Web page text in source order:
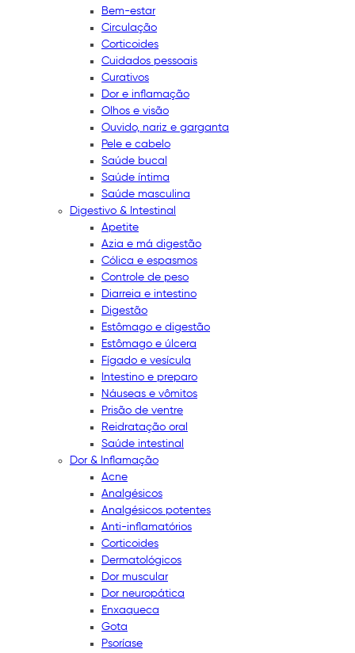
Bem-estar
Circulação
Corticoides
Cuidados pessoais
Curativos
Dor e inflamação
Olhos e visão
Ouvido, nariz e garganta
Pele e cabelo
Saúde bucal
Saúde íntima
Saúde masculina
Digestivo & Intestinal
Apetite
Azia e má digestão
Cólica e espasmos
Controle de peso
Diarreia e intestino
Digestão
Estômago e digestão
Estômago e úlcera
Fígado e vesícula
Intestino e preparo
Náuseas e vômitos
Prisão de ventre
Reidratação oral
Saúde intestinal
Dor & Inflamação
Acne
Analgésicos
Analgésicos potentes
Anti-inflamatórios
Corticoides
Dermatológicos
Dor muscular
Dor neuropática
Enxaqueca
Gota
Psoríase